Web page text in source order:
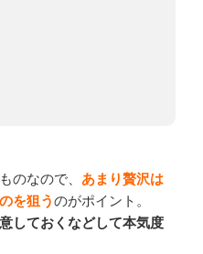
のなので、 あまり贅沢は
を狙うのがポイント。
しておくなどして本気度